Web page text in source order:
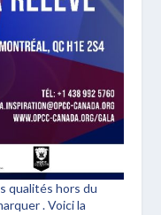
qualités hors du
. Voici la